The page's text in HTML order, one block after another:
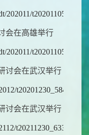
202011/
会在高雄举行
202011/
讨会在武汉举行
讨会在武汉举行